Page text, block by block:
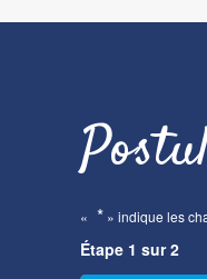
« * » indique les
Étape 1 sur2